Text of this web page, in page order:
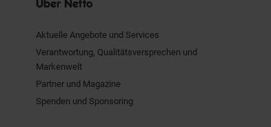
Über Netto
Aktuelle Angebote und Services
Verantwortung, Qualitätsversprechen und
Markenwelt
Partner und Magazine
Spenden und Sponsoring